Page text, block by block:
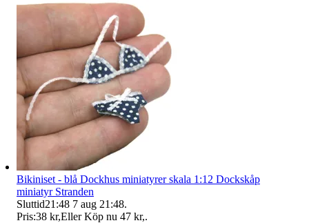
Bikiniset - blå Dockhus miniatyrer skala 1:12 Dockskåp
miniatyr Stranden
Sluttid21:48 7 aug 21:48.
Pris:38 kr,Eller Köp nu 47 kr,.